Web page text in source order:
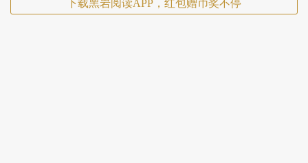
下载黑岩阅读APP，红包赠币奖不停